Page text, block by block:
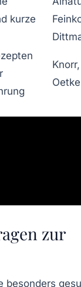
kurze
zur
besonders